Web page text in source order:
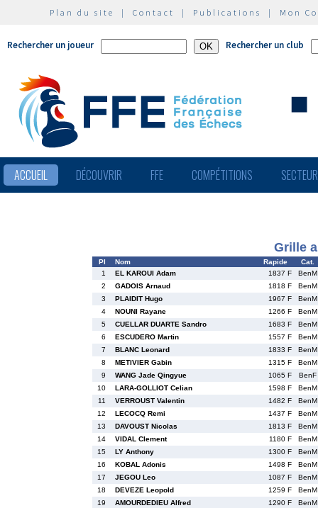
Plan du site | Contact | Publications | Mon
Rechercher un joueur Rechercher un club
ACCUEIL DÉCOUVRIR FFE COMPÉTITIONS
Grille
Pl Nom Rapide
Cat.
1
EL KAROUI Adam 1837 F
BenM
2
GADOIS Arnaud 1818 F
BenM
3
PLAIDIT Hugo 1967 F
BenM
4
NOUNI Rayane 1266 F
BenM
5
CUELLAR DUARTE Sandro 1683 F
BenM
6
ESCUDERO Martin 1557 F
BenM
7
BLANC Leonard 1833 F
BenM
8
METIVIER Gabin 1315 F
BenM
9
WANG Jade Qingyue 1065 F
BenF
10
LARA-GOLLIOT Celian 1598 F
BenM
11
VERROUST Valentin 1482 F
BenM
12
LECOCQ Remi 1437 F
BenM
13
DAVOUST Nicolas 1813 F
BenM
14
VIDAL Clement 1180 F
BenM
15
LY Anthony 1300 F
BenM
16
KOBAL Adonis 1498 F
BenM
17
JEGOU Leo 1087 F
BenM
18
DEVEZE Leopold 1259 F
BenM
19
AMOURDEDIEU Alfred 1290 F
BenM